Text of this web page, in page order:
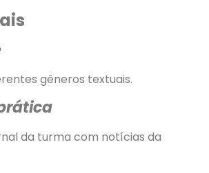
gêneros textuais.
da turma com notícias da